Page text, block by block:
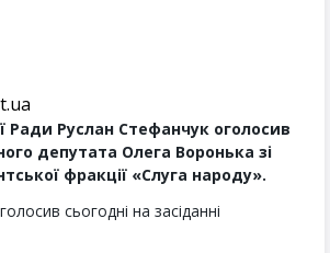
Ради Руслан Стефанчук оголосив
депутата Олега Воронька зі
фракції «Слуга народу».
сьогодні на засіданні